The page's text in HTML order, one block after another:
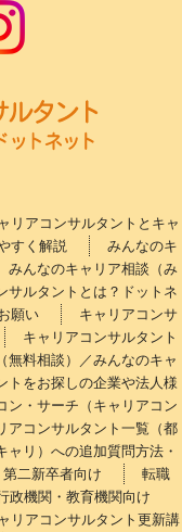
リアコンサルタントとキャ
すく解説
みんなのキ
みんなのキャリア相談（み
サルタントとは？ドットネ
願い
キャリアコンサ
キャリアコンサルタント
無料相談）／みんなのキャ
トをお探しの企業や法人様
ン・サーチ（キャリアコン
アコンサルタント一覧（都
リ）への追加質問方法・
二新卒者向け
転職
政機関・教育機関向け
リアコンサルタント更新講